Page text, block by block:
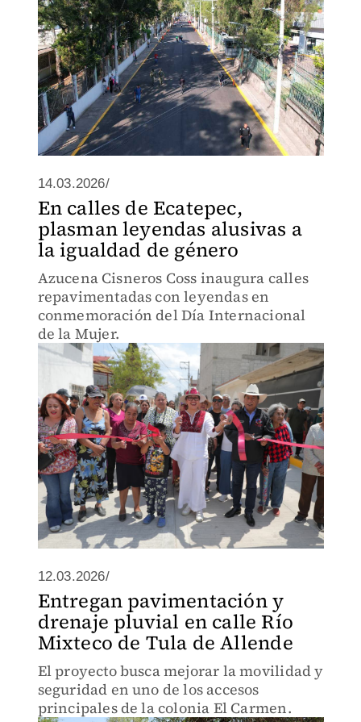
14.03.2026/
En calles de Ecatepec,
plasman leyendas alusivas a
la igualdad de género
Azucena Cisneros Coss inaugura calles
repavimentadas con leyendas en
conmemoración del Día Internacional
de la Mujer.
12.03.2026/
Entregan pavimentación y
drenaje pluvial en calle Río
Mixteco de Tula de Allende
El proyecto busca mejorar la movilidad y
seguridad en uno de los accesos
principales de la colonia El Carmen.